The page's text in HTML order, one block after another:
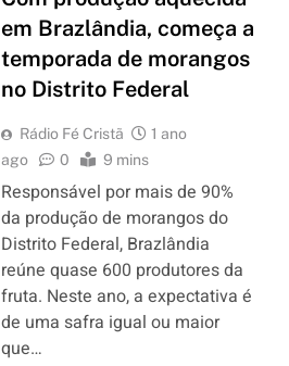
em Brazlândia, começa a
temporada de morangos
no Distrito Federal
Rádio Fé Cristã
1 ano
ago
0 9 mins
Responsável por mais de 90%
da produção de morangos do
Distrito Federal, Brazlândia
reúne quase 600 produtores da
fruta. Neste ano, a expectativa é
de uma safra igual ou maior
que…